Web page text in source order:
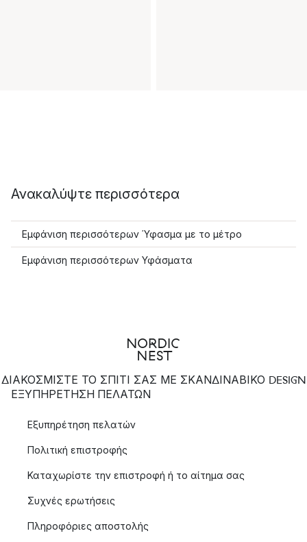
Ανακαλύψτε περισσότερα
Εμφάνιση περισσότερων Ύφασμα με το μέτρο
Εμφάνιση περισσότερων Υφάσματα
ΔΙΑΚΟΣΜΙΣΤΕ ΤΟ ΣΠΙΤΙ ΣΑΣ ΜΕ ΣΚΑΝΔΙΝΑΒΙΚΟ DESIGN
ΕΞΥΠΗΡΈΤΗΣΗ ΠΕΛΑΤΏΝ
Εξυπηρέτηση πελατών
Πολιτική επιστροφής
Καταχωρίστε την επιστροφή ή το αίτημα σας
Συχνές ερωτήσεις
Πληροφόριες αποστολής